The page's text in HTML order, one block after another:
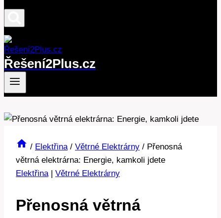
Řešení2Plus.cz
/ Elektřina / Větrné Elektrárny / Přenosná
větrná elektrárna: Energie, kamkoli jdete
Elektřina| Větrné Elektrárny
Přenosná větrná